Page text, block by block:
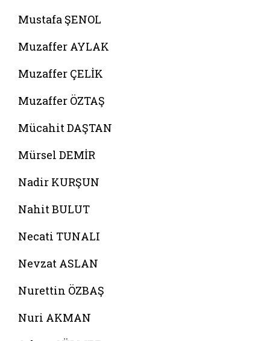
Mustafa ŞENOL
Muzaffer AYLAK
Muzaffer ÇELİK
Muzaffer ÖZTAŞ
Mücahit DAŞTAN
Mürsel DEMİR
Nadir KURŞUN
Nahit BULUT
Necati TUNALI
Nevzat ASLAN
Nurettin ÖZBAŞ
Nuri AKMAN